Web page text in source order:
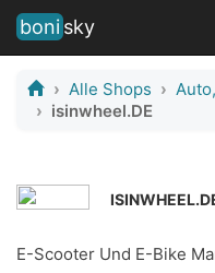
bonisky
Alle Shops
isinwheel.DE
E-Scooter Und E-Bike